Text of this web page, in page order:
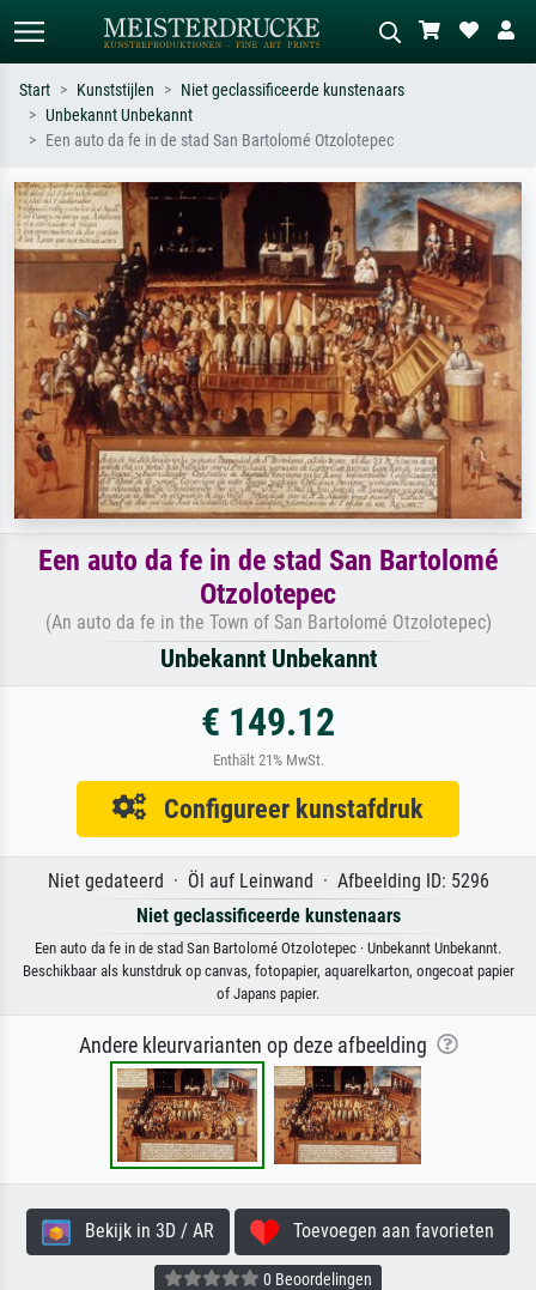
Standaard zoeken AI-beeldzoeker
Monet, Sterrennacht, impressionisme,
Hokusai-golf, naakt.
weide, abstract met veel rood, donker
olieverfschilderij, staand naakt naast
een boom.
Start Kunststijlen
Niet geclassificeerde kunstenaars
Unbekannt Unbekannt
Een auto da fe in de stad San Bartolomé Otzolotepec
Een auto da fe in de stad San Bartolomé
Otzolotepec
(An auto da fe in the Town of San Bartolomé Otzolotepec)
Unbekannt Unbekannt
€ 149.12
Enthält 21% MwSt.
Configureer kunstafdruk
Niet gedateerd · Öl auf Leinwand · Afbeelding ID: 5296
Niet geclassificeerde kunstenaars
Een auto da fe in de stad San Bartolomé Otzolotepec · Unbekannt Unbekannt.
Beschikbaar als kunstdruk op canvas, fotopapier, aquarelkarton, ongecoat papier
of Japans papier.
Andere kleurvarianten op deze afbeelding
Bekijk in 3D / AR Toevoegen aan favorieten
0 Beoordelingen